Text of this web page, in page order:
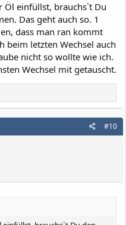
Öl einfüllst, brauchs`t Du
Das geht auch so. 1
dass man ran kommt
beim letzten Wechsel auch
nicht so wollte wie ich.
Wechsel mit getauscht.
#10